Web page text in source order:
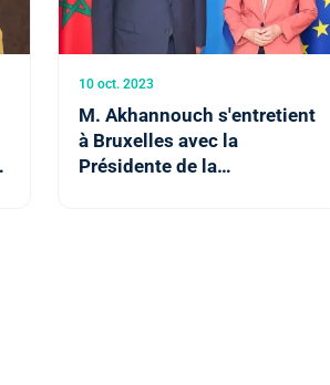
10 oct. 2023
M. Akhannouch s'entretient
à Bruxelles avec la
Présidente de la